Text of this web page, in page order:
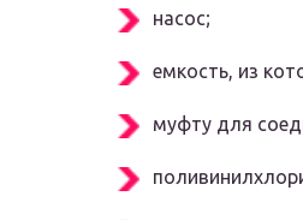
насос;
емкость, из
муфту для